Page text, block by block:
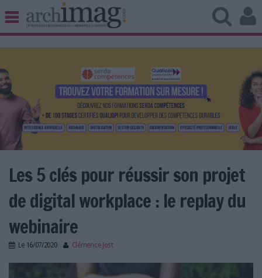
BIBLIOTHÈQUE ÉDITION
UNIVERS DATA
TRAVAIL COLLABORATIF
VIE NUMÉRIQUE
NUMÉRIQUE RESPONSABLE
LES DOSSIERS
LES NEWSLETTERS
LE MAGAZINE
Les 5 clés pour réussir son projet
de digital workplace : le replay du
webinaire
Le 16/07/2020 Clémence Jost